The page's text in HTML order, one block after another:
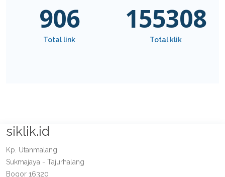
906
Total link
155308
Total klik
siklik.id
Kp. Utanmalang
Sukmajaya - Tajurhalang
Bogor 16320